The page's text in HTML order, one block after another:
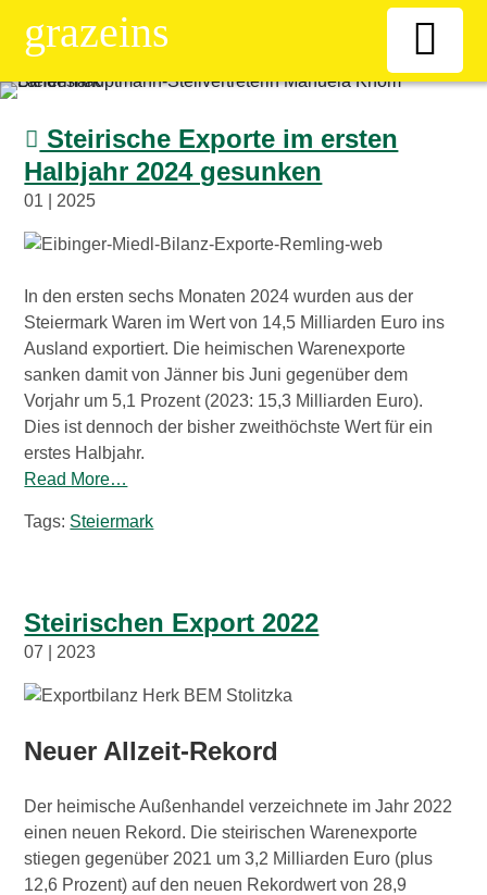
grazeins
Kiosk
News-Ticker
Frauen
Senioren
ÖAAB
Wirtschaftsbund
Mitglied werden
Tipps
Gassenschaun
Steirische Exporte im ersten
Halbjahr 2024 gesunken
01 | 2025
In den ersten sechs Monaten 2024 wurden aus der
Steiermark Waren im Wert von 14,5 Milliarden Euro ins
Ausland exportiert. Die heimischen Warenexporte
sanken damit von Jänner bis Juni gegenüber dem
Vorjahr um 5,1 Prozent (2023: 15,3 Milliarden Euro).
Dies ist dennoch der bisher zweithöchste Wert für ein
erstes Halbjahr.
Read More…
Tags: Steiermark
Steirischen Export 2022
07 | 2023
Neuer Allzeit-Rekord
Der heimische Außenhandel verzeichnete im Jahr 2022
einen neuen Rekord. Die steirischen Warenexporte
stiegen gegenüber 2021 um 3,2 Milliarden Euro (plus
12,6 Prozent) auf den neuen Rekordwert von 28,9